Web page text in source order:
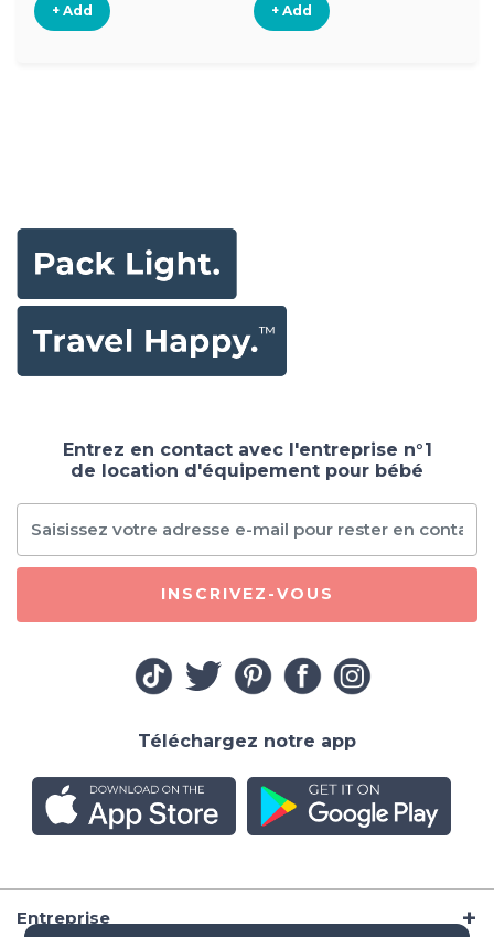
+ Add + Add
Entreprise
Entrez en contact avec l'entreprise n°1
de location d'équipement pour bébé
INSCRIVEZ-VOUS
Téléchargez notre app